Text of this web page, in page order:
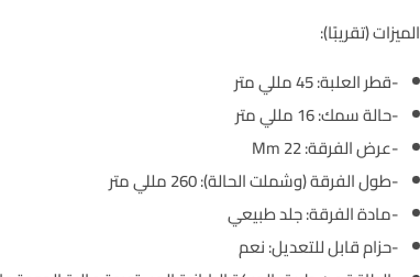
الميزات (تقريبًا):
-قطر العلبة: 45 مللي متر
-حالة سمك: 16 مللي متر
-عرض الفرقة: 22 Mm
-طول الفرقة (وشملت الحالة): 260 مللي متر
-مادة الفرقة: جلد طبيعي
-حزام قابل للتعديل: نعم